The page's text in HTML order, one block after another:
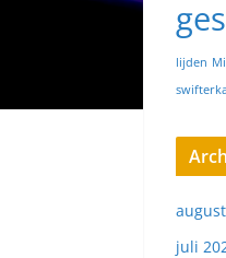
lijden
juli